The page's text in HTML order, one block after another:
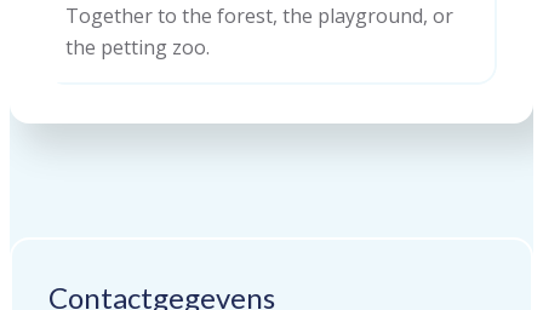
Together to the forest, the playground, or
the petting zoo.
Contactgegevens